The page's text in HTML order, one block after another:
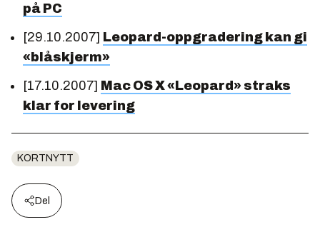
på PC
[29.10.2007] Leopard-oppgradering kan gi
«blåskjerm»
[17.10.2007] Mac OS X «Leopard» straks
klar for levering
KORTNYTT
Del